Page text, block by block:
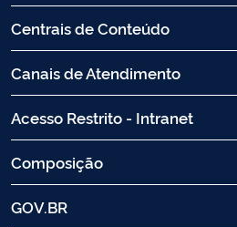
Centrais de Conteúdo
Canais de Atendimento
Acesso Restrito - Intranet
Composição
GOV.BR